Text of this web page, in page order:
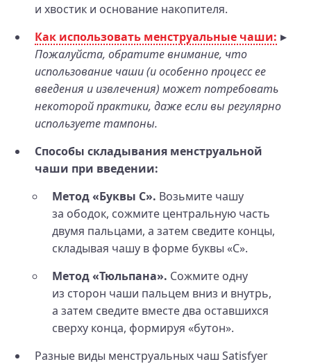
и хвостик и основание накопителя.
Как использовать менструальные чаши:
Пожалуйста, обратите внимание, что
использование чаши (и особенно процесс ее
введения и извлечения) может потребовать
некоторой практики, даже если вы регулярно
используете тампоны.
Способы складывания менструальной
чаши при введении:
Метод «Буквы С». Возьмите чашу
за ободок, сожмите центральную часть
двумя пальцами, а затем сведите концы,
складывая чашу в форме буквы «C».
Метод «Тюльпана». Сожмите одну
из сторон чаши пальцем вниз и внутрь,
а затем сведите вместе два оставшихся
сверху конца, формируя «бутон».
Разные виды менструальных чаш Satisfyer